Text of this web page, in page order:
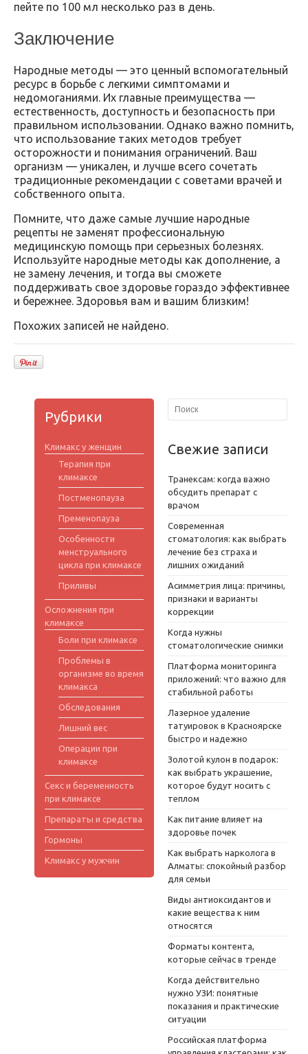
пейте по 100 мл несколько раз в день.
Заключение
Народные методы — это ценный вспомогательный
ресурс в борьбе с легкими симптомами и
недомоганиями. Их главные преимущества —
естественность, доступность и безопасность при
правильном использовании. Однако важно помнить,
что использование таких методов требует
осторожности и понимания ограничений. Ваш
организм — уникален, и лучше всего сочетать
традиционные рекомендации с советами врачей и
собственного опыта.
Помните, что даже самые лучшие народные
рецепты не заменят профессиональную
медицинскую помощь при серьезных болезнях.
Используйте народные методы как дополнение, а
не замену лечения, и тогда вы сможете
поддерживать свое здоровье гораздо эффективнее
и бережнее. Здоровья вам и вашим близким!
Похожих записей не найдено.
Рубрики
Климакс у женщин
Терапия при
климаксе
Постменопауза
Пременопауза
Особенности
менструального
цикла при климаксе
Приливы
Осложнения при
климаксе
Боли при климаксе
Проблемы в
организме во время
климакса
Обследования
Лишний вес
Операции при
климаксе
Секс и беременность
при климаксе
Препараты и средства
Гормоны
Климакс у мужчин
Свежие записи
Транексам: когда важно
обсудить препарат с
врачом
Современная
стоматология: как выбрать
лечение без страха и
лишних ожиданий
Асимметрия лица: причины,
признаки и варианты
коррекции
Когда нужны
стоматологические снимки
Платформа мониторинга
приложений: что важно для
стабильной работы
Лазерное удаление
татуировок в Красноярске
быстро и надежно
Золотой кулон в подарок:
как выбрать украшение,
которое будут носить с
теплом
Как питание влияет на
здоровье почек
Как выбрать нарколога в
Алматы: спокойный разбор
для семьи
Виды антиоксидантов и
какие вещества к ним
относятся
Форматы контента,
которые сейчас в тренде
Когда действительно
нужно УЗИ: понятные
показания и практические
ситуации
Российская платформа